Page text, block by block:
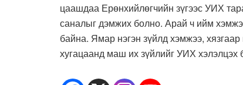
цаашдаа Ерөнхийлөгчийн зүгээс УИХ
саналыг дэмжих болно. Арай ч ийм
байна. Ямар нэгэн зүйлд хэмжээ,
хугацаанд маш их зүйлийг УИХ хэлэлцэх